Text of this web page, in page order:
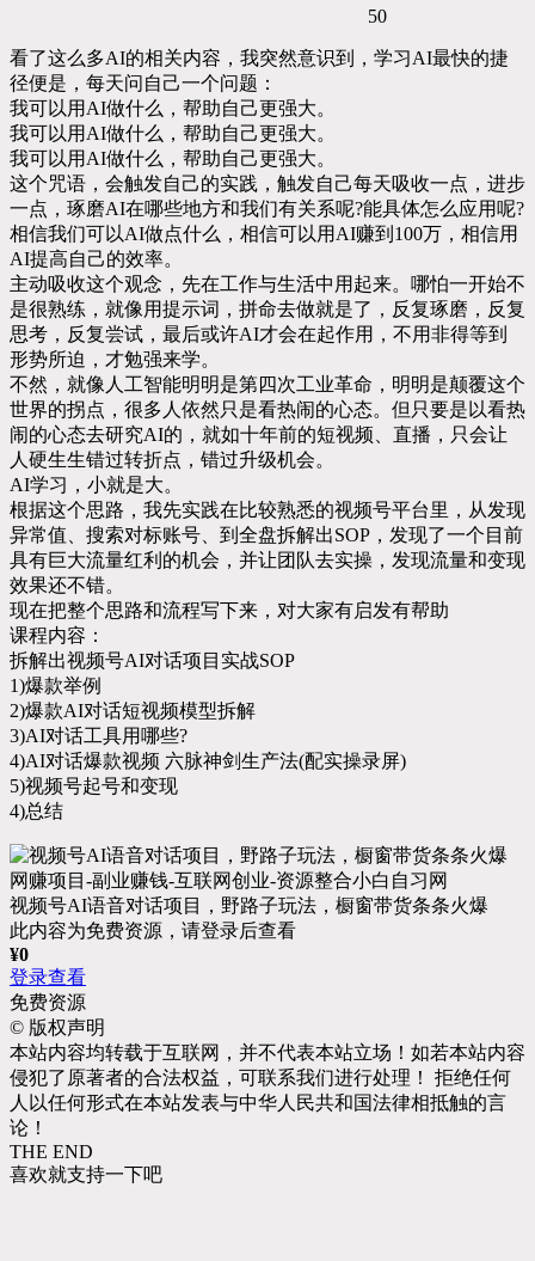
50
看了这么多AI的相关内容，我突然意识到，学习AI最快的捷
径便是，每天问自己一个问题：
我可以用AI做什么，帮助自己更强大。
我可以用AI做什么，帮助自己更强大。
我可以用AI做什么，帮助自己更强大。
这个咒语，会触发自己的实践，触发自己每天吸收一点，进步
一点，琢磨AI在哪些地方和我们有关系呢?能具体怎么应用呢?
相信我们可以AI做点什么，相信可以用AI赚到100万，相信用
AI提高自己的效率。
主动吸收这个观念，先在工作与生活中用起来。哪怕一开始不
是很熟练，就像用提示词，拼命去做就是了，反复琢磨，反复
思考，反复尝试，最后或许AI才会在起作用，不用非得等到
形势所迫，才勉强来学。
不然，就像人工智能明明是第四次工业革命，明明是颠覆这个
世界的拐点，很多人依然只是看热闹的心态。但只要是以看热
闹的心态去研究AI的，就如十年前的短视频、直播，只会让
人硬生生错过转折点，错过升级机会。
AI学习，小就是大。
根据这个思路，我先实践在比较熟悉的视频号平台里，从发现
异常值、搜索对标账号、到全盘拆解出SOP，发现了一个目前
具有巨大流量红利的机会，并让团队去实操，发现流量和变现
效果还不错。
现在把整个思路和流程写下来，对大家有启发有帮助
课程内容：
拆解出视频号AI对话项目实战SOP
1)爆款举例
2)爆款AI对话短视频模型拆解
3)AI对话工具用哪些?
4)AI对话爆款视频 六脉神剑生产法(配实操录屏)
5)视频号起号和变现
4)总结
视频号AI语音对话项目，野路子玩法，橱窗带货条条火爆
此内容为免费资源，请登录后查看
¥0
登录查看
免费资源
© 版权声明
本站内容均转载于互联网，并不代表本站立场！如若本站内容
侵犯了原著者的合法权益，可联系我们进行处理！ 拒绝任何
人以任何形式在本站发表与中华人民共和国法律相抵触的言
论！
THE END
喜欢就支持一下吧